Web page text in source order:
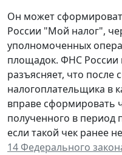
Он может
России "Мой налог",
уполномоченных
площадок. ФНС
разъясняет, что после
налогоплательщика в
вправе сформировать
полученного в
если такой чек ранее
14 Федерального